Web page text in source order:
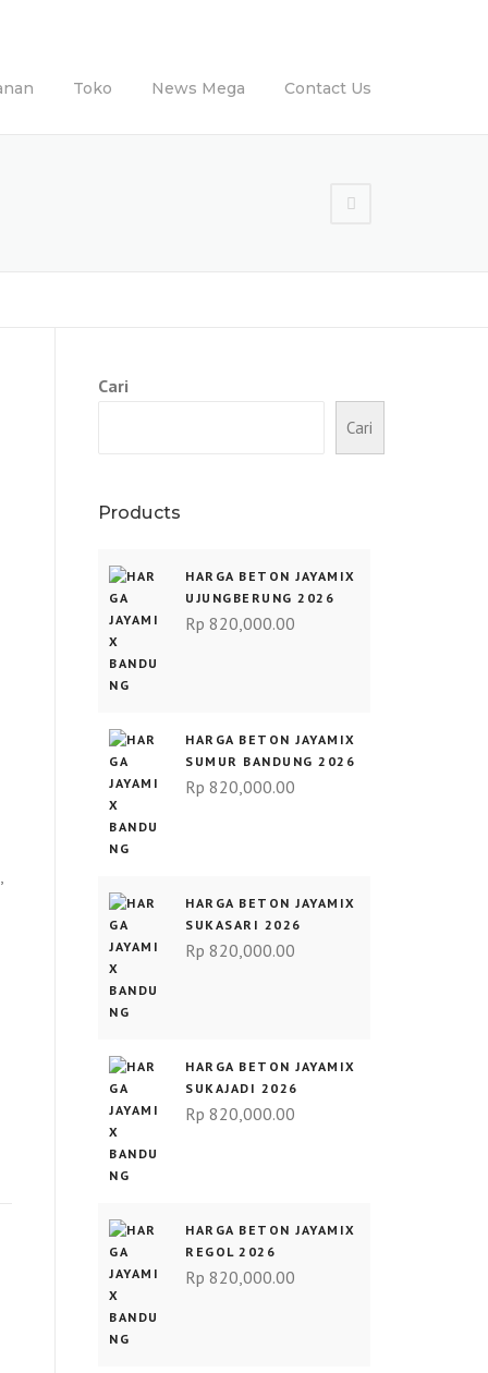
Toko News Mega Contact Us
Cari
Cari
Products
HARGA BETON JAYAMIX
UJUNGBERUNG 2026
Rp 820,000.00
HARGA BETON JAYAMIX
SUMUR BANDUNG 2026
Rp 820,000.00
HARGA BETON JAYAMIX
SUKASARI 2026
Rp 820,000.00
HARGA BETON JAYAMIX
SUKAJADI 2026
Rp 820,000.00
HARGA BETON JAYAMIX
REGOL 2026
Rp 820,000.00